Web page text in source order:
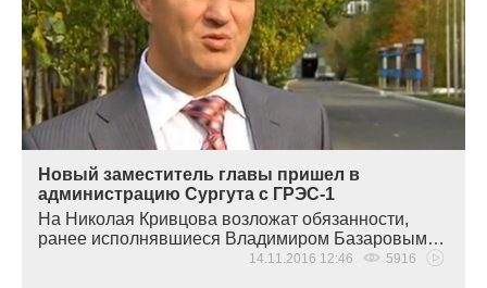
Новый заместитель главы пришел в
администрацию Сургута с ГРЭС-1
На Николая Кривцова возложат обязанности,
ранее исполнявшиеся Владимиром Базаровым…
14.11.2016 12:46 5916